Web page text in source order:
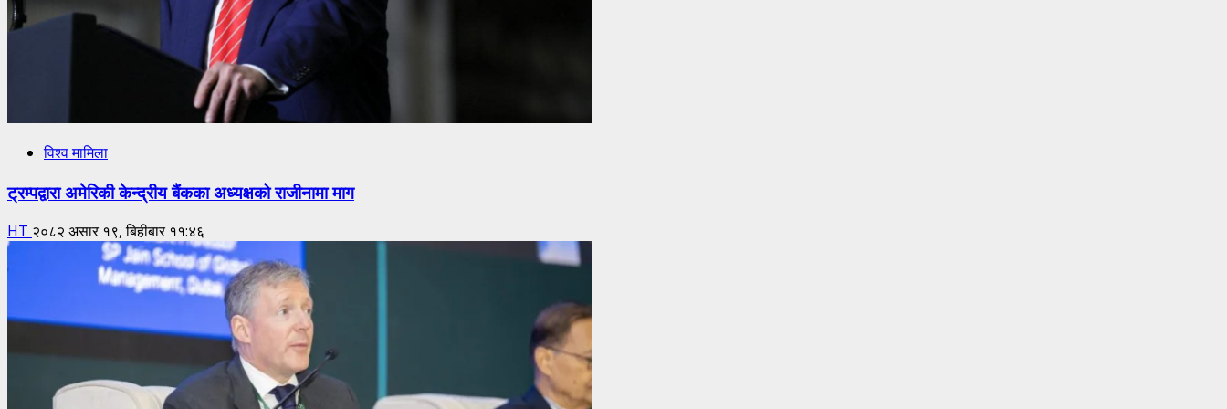
विश्व मामिला
ट्रम्पद्वारा अमेरिकी केन्द्रीय बैंकका अध्यक्षको राजीनामा माग
HT २०८२ असार १९, बिहीबार ११:४६